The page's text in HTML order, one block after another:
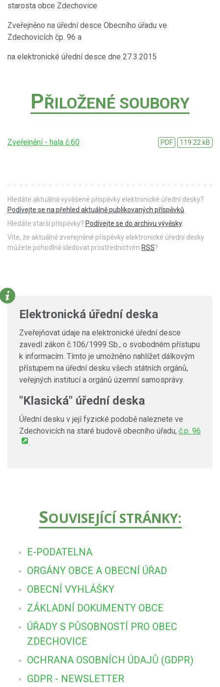
starosta obce Zdechovice
Zveřejněno na úřední desce Obecního úřadu ve
Zdechovicích čp. 96 a
na elektronické úřední desce dne 27.3.2015
PŘILOŽENÉ SOUBORY
Zveřejnění - hala č.60 PDF 119.22 kB
Hledáte aktuálně vyvěšené příspěvky elektronické úřední desky?
Podívejte se na přehled aktuálně publikovaných příspěvků
Hledáte starší příspěvky? Podívejte se do archivu vývěsky.
Víte, že aktuálně zveřejněné příspěvky elektronické úřední desky
můžete pohodlně sledovat prostřednictvím RSS?
Elektronická úřední deska
Zveřejňovat údaje na elektronické úřední desce
zavedl zákon č.106/1999 Sb., o svobodném přístupu
k informacím. Tímto je umožněno nahlížet dálkovým
přístupem na úřední desku všech státních orgánů,
veřejných institucí a orgánů územní samosprávy.
"Klasická" úřední deska
Úřední desku v její fyzické podobě naleznete ve
Zdechovicích na staré budově obecního úřadu, č.p. 96
.
SOUVISEJÍCÍ STRÁNKY:
E-PODATELNA
ORGÁNY OBCE A OBECNÍ ÚŘAD
OBECNÍ VYHLÁŠKY
ZÁKLADNÍ DOKUMENTY OBCE
ÚŘADY S PŮSOBNOSTÍ PRO OBEC
ZDECHOVICE
OCHRANA OSOBNÍCH ÚDAJŮ (GDPR)
GDPR - NEWSLETTER